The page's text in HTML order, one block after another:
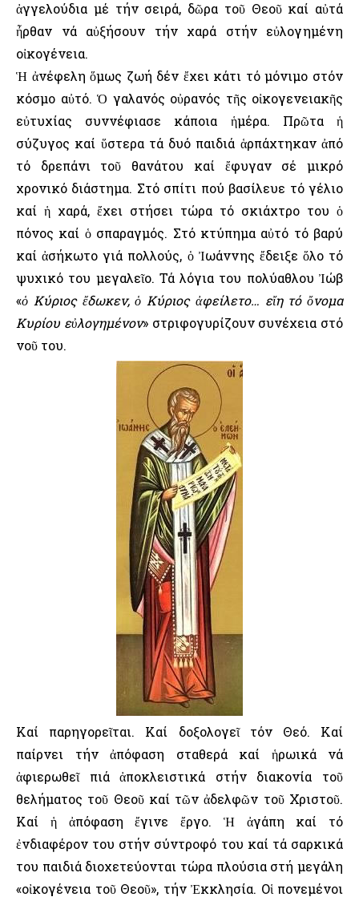
ἀγγελούδια μέ τήν σειρά, δῶρα τοῦ Θεοῦ καί αὐτά
ἦρθαν νά αὐξήσουν τήν χαρά στήν εὐλογημένη
οἰκογένεια.
Ἡ ἀνέφελη ὅμως ζωή δέν ἔχει κάτι τό μόνιμο στόν
κόσμο αὐτό. Ὁ γαλανός οὐρανός τῆς οἰκογενειακῆς
εὐτυχίας συννέφιασε κάποια ἡμέρα. Πρῶτα ἡ
σύζυγος καί ὕστερα τά δυό παιδιά ἁρπάχτηκαν ἀπό
τό δρεπάνι τοῦ θανάτου καί ἔφυγαν σέ μικρό
χρονικό διάστημα. Στό σπίτι πού βασίλευε τό γέλιο
καί ἡ χαρά, ἔχει στήσει τώρα τό σκιάχτρο του ὁ
πόνος καί ὁ σπαραγμός. Στό κτύπημα αὐτό τό βαρύ
καί ἀσήκωτο γιά πολλούς, ὁ Ἰωάννης ἔδειξε ὅλο τό
ψυχικό του μεγαλεῖο. Τά λόγια του πολύαθλου Ἰώβ
«ὁ Κύριος ἔδωκεν, ὁ Κύριος ἀφείλετο… εἴη τό ὄνομα
Κυρίου εὐλογημένον» στριφογυρίζουν συνέχεια στό
νοῦ του.
Καί παρηγορεῖται. Καί δοξολογεῖ τόν Θεό. Καί
παίρνει τήν ἀπόφαση σταθερά καί ἡρωικά νά
ἀφιερωθεῖ πιά ἀποκλειστικά στήν διακονία τοῦ
θελήματος τοῦ Θεοῦ καί τῶν ἀδελφῶν τοῦ Χριστοῦ.
Καί ἡ ἀπόφαση ἔγινε ἔργο. Ἡ ἀγάπη καί τό
ἐνδιαφέρον του στήν σύντροφό του καί τά σαρκικά
του παιδιά διοχετεύονται τώρα πλούσια στή μεγάλη
«οἰκογένεια τοῦ Θεοῦ», τήν Ἐκκλησία. Οἱ πονεμένοι